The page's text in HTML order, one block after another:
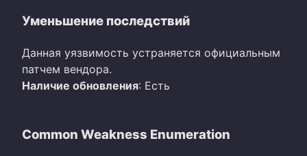
Уменьшение последствий
Данная уязвимость устраняется официальным
патчем вендора.
Наличие обновления: Есть
Common Weakness Enumeration